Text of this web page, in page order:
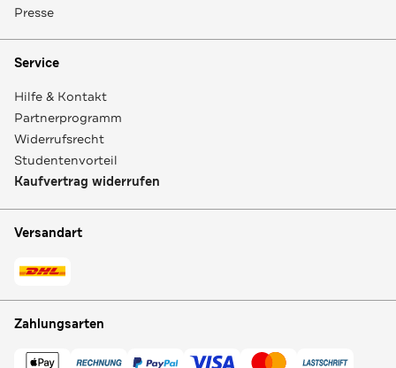
Presse
Service
Hilfe & Kontakt
Partnerprogramm
Widerrufsrecht
Studentenvorteil
Kaufvertrag widerrufen
Versandart
Zahlungsarten